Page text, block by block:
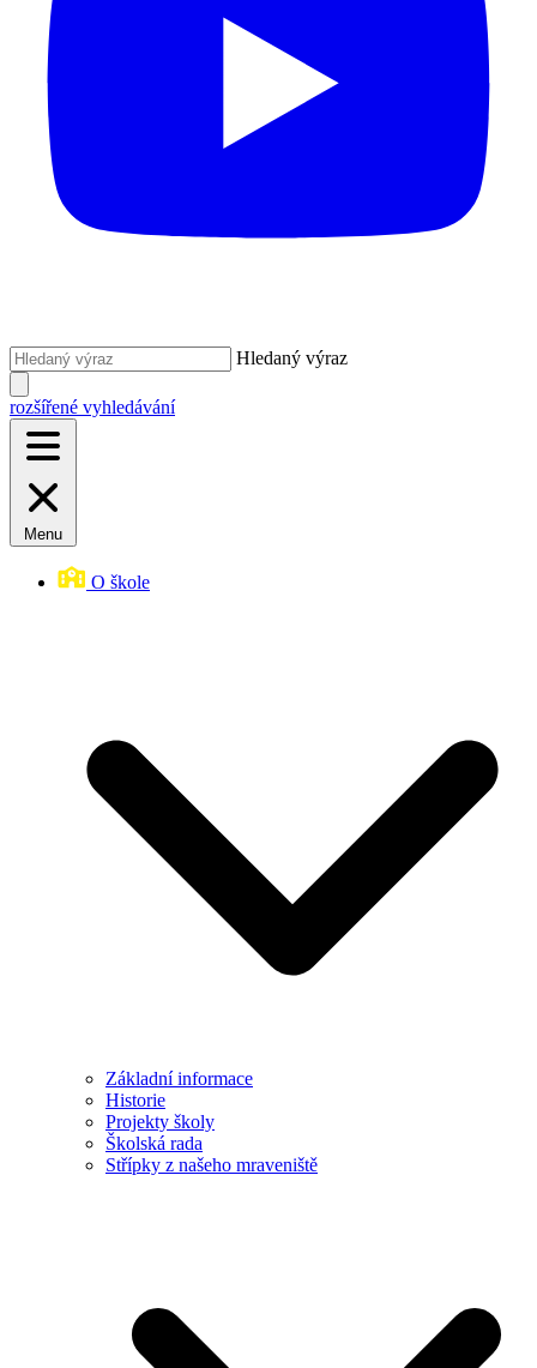
Hledaný výraz
rozšířené vyhledávání
Menu
O škole
Základní informace
Historie
Projekty školy
Školská rada
Střípky z našeho mraveniště